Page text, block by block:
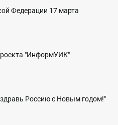
Федерации 17 марта
"ИнформУИК"
Россию с Новым годом!"